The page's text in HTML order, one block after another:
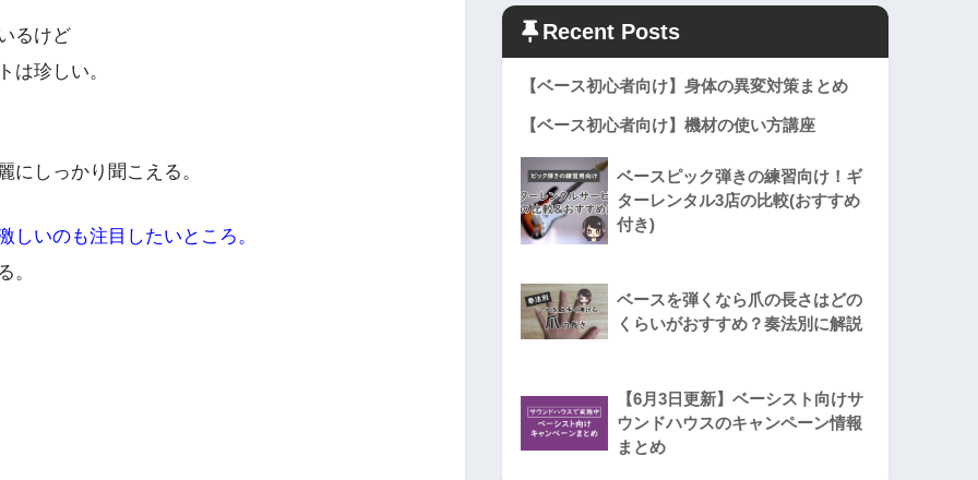
るけど
は珍しい。
にしっかり聞こえる。
しいのも注目したいところ。
。
Recent Posts
【ベース初心者向け】身体の異変対策まとめ
【ベース初心者向け】機材の使い方講座
ベースピック弾きの練習向け！ギ
ターレンタル3店の比較(おすすめ
付き)
ベースを弾くなら爪の長さはどの
くらいがおすすめ？奏法別に解説
【6月3日更新】ベーシスト向けサ
ウンドハウスのキャンペーン情報
まとめ